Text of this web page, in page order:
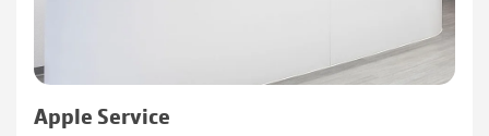
Apple Service